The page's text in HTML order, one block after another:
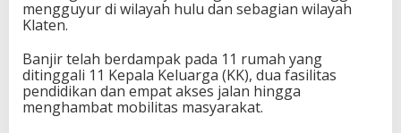
mengguyur di wilayah hulu dan sebagian wilayah
Klaten.
Banjir telah berdampak pada 11 rumah yang
ditinggali 11 Kepala Keluarga (KK), dua fasilitas
pendidikan dan empat akses jalan hingga
menghambat mobilitas masyarakat.